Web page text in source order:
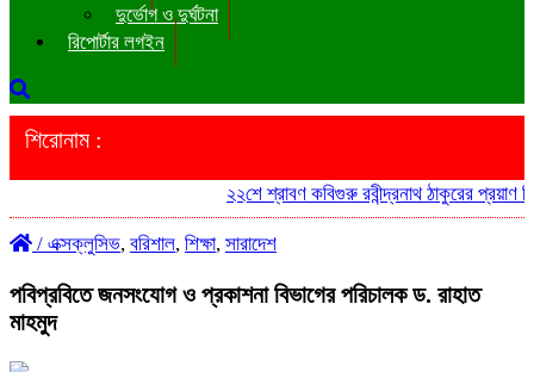
দুর্ভোগ ও দুর্ঘটনা
রিপোর্টার লগইন
শিরোনাম :
২২শে শ্রাবণ কবিগুরু রবীন্দ্রনাথ ঠাকুরের প্রয়াণ
/ এক্সক্লুসিভ, বরিশাল, শিক্ষা, সারাদেশ
পবিপ্রবিতে জনসংযোগ ও প্রকাশনা বিভাগের পরিচালক ড. রাহাত
মাহমুদ